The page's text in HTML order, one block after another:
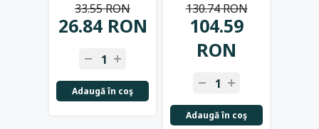
Natura...
26.84 RON
33.55 RON
Adaugă în coş
104.59
RON
130.74 RON
Adaugă în coş